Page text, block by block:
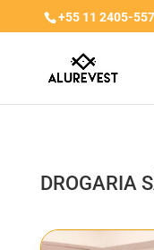
+55 11 2405-
DROGARIA